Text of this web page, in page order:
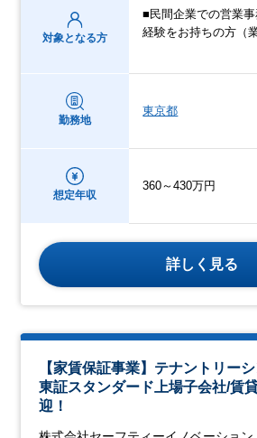
対象となる方
■民間企業での営業
経験をお持ちの方（
勤務地
東京都
想定年収
360～430万円
詳しく見る
【家賃保証事業】テナントリー
東証スタンダード上場子会社/賃
迎！